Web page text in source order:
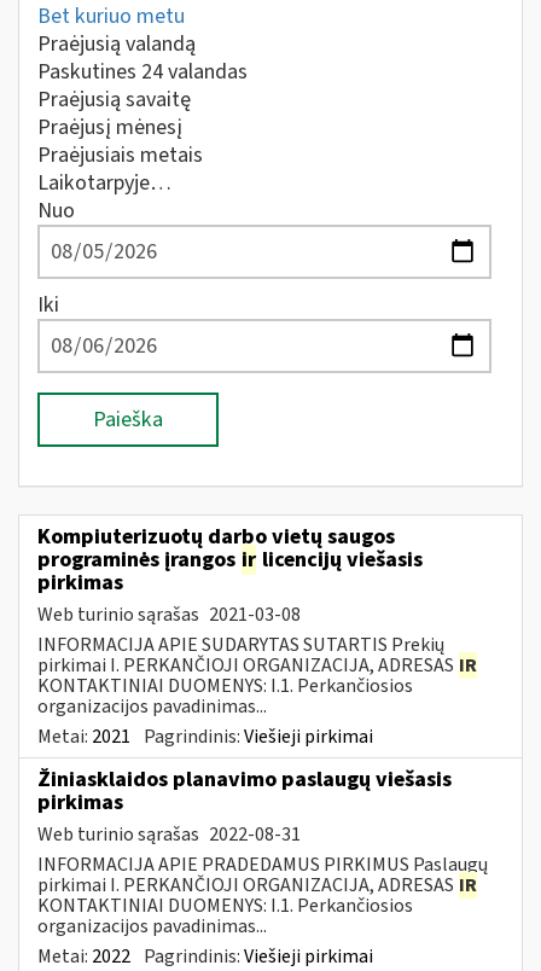
Bet kuriuo metu
Praėjusią valandą
Paskutines 24 valandas
Praėjusią savaitę
Praėjusį mėnesį
Praėjusiais metais
Laikotarpyje…
Nuo
Iki
Paieška
Kompiuterizuotų darbo vietų saugos
programinės įrangos ir licencijų viešasis
pirkimas
Web turinio sąrašas 2021-03-08
INFORMACIJA APIE SUDARYTAS SUTARTIS Prekių
pirkimai I. PERKANČIOJI ORGANIZACIJA, ADRESAS IR
KONTAKTINIAI DUOMENYS: I.1. Perkančiosios
organizacijos pavadinimas...
Metai: 2021 Pagrindinis:Viešieji pirkimai
Žiniasklaidos planavimo paslaugų viešasis
pirkimas
Web turinio sąrašas 2022-08-31
INFORMACIJA APIE PRADEDAMUS PIRKIMUS Paslaugų
pirkimai I. PERKANČIOJI ORGANIZACIJA, ADRESAS IR
KONTAKTINIAI DUOMENYS: I.1. Perkančiosios
organizacijos pavadinimas...
Metai: 2022 Pagrindinis:Viešieji pirkimai